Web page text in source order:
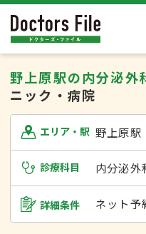
野上原駅の内分泌外
ニック・病院
エリア・駅 野上原駅
診療科目 内分泌外
詳細条件 ネット予